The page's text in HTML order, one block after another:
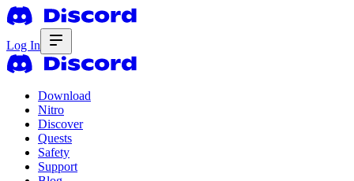
Log In
Download
Nitro
Discover
Quests
Safety
Support